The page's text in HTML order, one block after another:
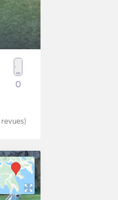
0
revues)